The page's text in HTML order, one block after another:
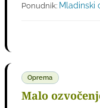
Ponudnik: Mladinski
Oprema
Malo